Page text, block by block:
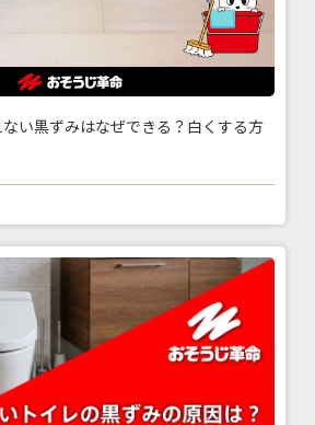
い黒ずみはなぜできる？白くする方